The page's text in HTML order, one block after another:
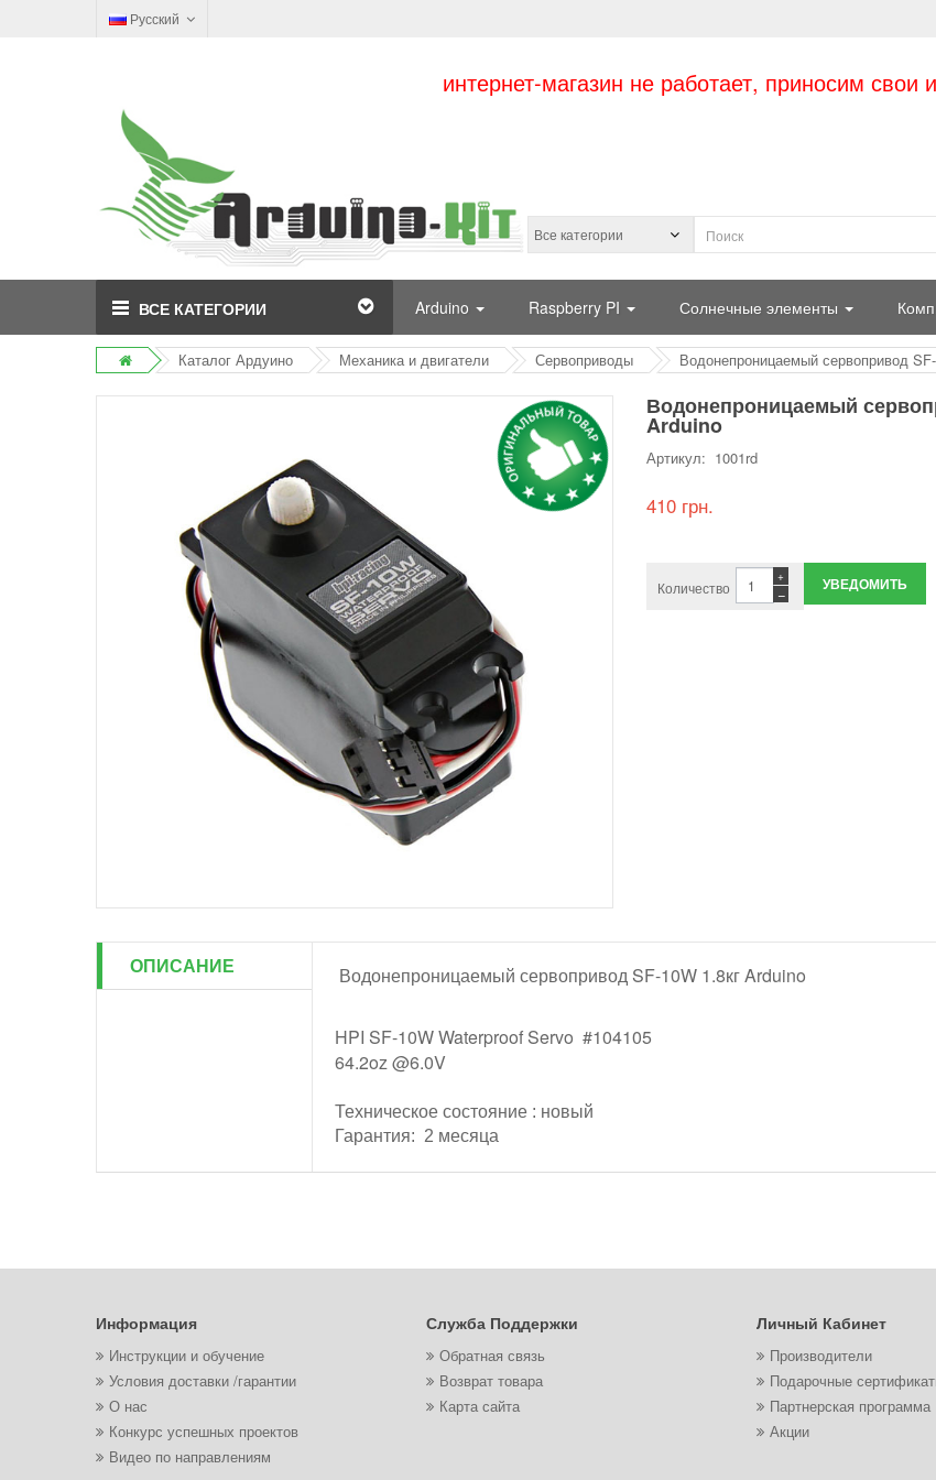
Русский
интернет-магазин не работает, приносим свои
ВСЕ КАТЕГОРИИ Arduino Raspberry PI Солнечные элементы
Каталог Ардуино Механика и двигатели Сервоприводы Водонепроницаемый сервопривод
Водонепроницаемый
Arduino
Артикул: 1001rd
410 грн.
Количество −
+ УВЕДОМИТЬ
ОПИСАНИЕ Водонепроницаемый сервопривод SF-10W 1.8кг Arduino
HPI SF-10W Waterproof Servo #104105
64.2oz @6.0V
Техническое состояние : новый
Гарантия: 2 месяца
Информация
Инструкции и обучение
Условия доставки /гарантии
О нас
Конкурс успешных проектов
Видео по направлениям
Служба Поддержки
Обратная связь
Возврат товара
Карта сайта
Личный Кабинет
Производители
Подарочные
Партнерская программа
Акции